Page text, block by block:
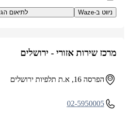
ניווט ב-Waze לתיאום הגעה
מרכז שירות אזורי - ירושלים
הפרסה 16, א.ת תלפיות ירושלים
02-5950005